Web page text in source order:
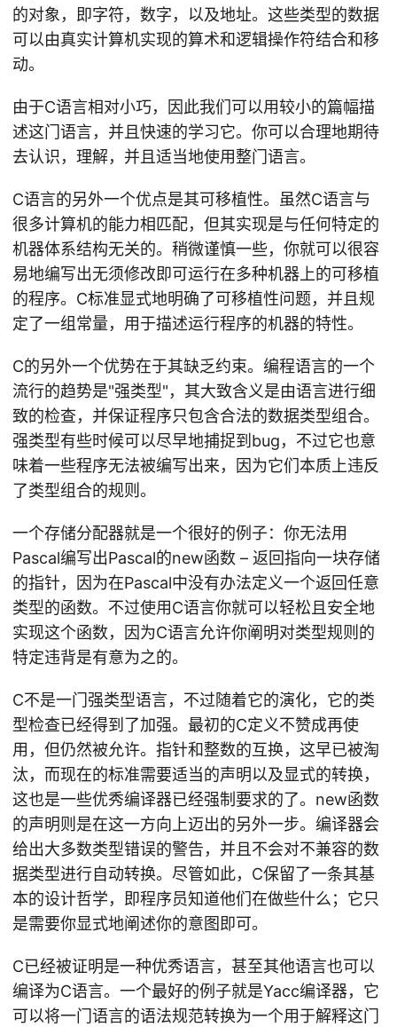
的对象，即字符，数字，以及地址。这些类型的数据
可以由真实计算机实现的算术和逻辑操作符结合和移
动。
由于C语言相对小巧，因此我们可以用较小的篇幅描
述这门语言，并且快速的学习它。你可以合理地期待
去认识，理解，并且适当地使用整门语言。
C语言的另外一个优点是其可移植性。虽然C语言与
很多计算机的能力相匹配，但其实现是与任何特定的
机器体系结构无关的。稍微谨慎一些，你就可以很容
易地编写出无须修改即可运行在多种机器上的可移植
的程序。C标准显式地明确了可移植性问题，并且规
定了一组常量，用于描述运行程序的机器的特性。
C的另外一个优势在于其缺乏约束。编程语言的一个
流行的趋势是"强类型"，其大致含义是由语言进行细
致的检查，并保证程序只包含合法的数据类型组合。
强类型有些时候可以尽早地捕捉到bug，不过它也意
味着一些程序无法被编写出来，因为它们本质上违反
了类型组合的规则。
一个存储分配器就是一个很好的例子：你无法用
Pascal编写出Pascal的new函数 – 返回指向一块存储
的指针，因为在Pascal中没有办法定义一个返回任意
类型的函数。不过使用C语言你就可以轻松且安全地
实现这个函数，因为C语言允许你阐明对类型规则的
特定违背是有意为之的。
C不是一门强类型语言，不过随着它的演化，它的类
型检查已经得到了加强。最初的C定义不赞成再使
用，但仍然被允许。指针和整数的互换，这早已被淘
汰，而现在的标准需要适当的声明以及显式的转换，
这也是一些优秀编译器已经强制要求的了。new函数
的声明则是在这一方向上迈出的另外一步。编译器会
给出大多数类型错误的警告，并且不会对不兼容的数
据类型进行自动转换。尽管如此，C保留了一条其基
本的设计哲学，即程序员知道他们在做些什么；它只
是需要你显式地阐述你的意图即可。
C已经被证明是一种优秀语言，甚至其他语言也可以
编译为C语言。一个最好的例子就是Yacc编译器，它
可以将一门语言的语法规范转换为一个用于解释这门